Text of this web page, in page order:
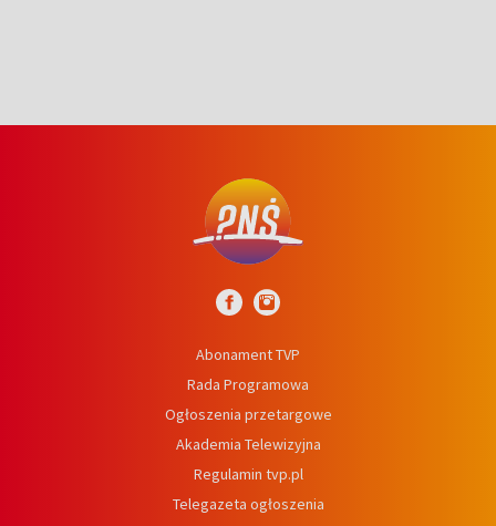
Abonament TVP
Rada Programowa
Ogłoszenia przetargowe
Akademia Telewizyjna
Regulamin tvp.pl
Telegazeta ogłoszenia